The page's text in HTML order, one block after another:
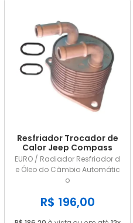
Resfriador Trocador de
Calor Jeep Compass
2017 2018 2019 2020
EURO / Radiador Resfriador d
e Óleo do Câmbio Automátic
o
R$ 196,00